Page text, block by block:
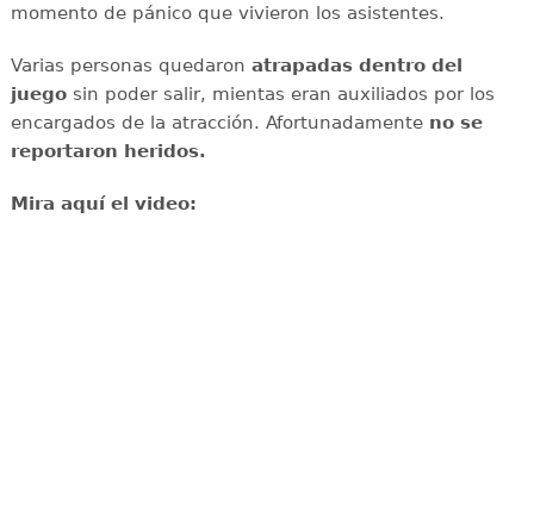
momento de pánico que vivieron los asistentes.
Varias personas quedaron atrapadas dentro del
juegosin poder salir, mientas eran auxiliados por los
encargados de la atracción. Afortunadamente no se
reportaron heridos.
Mira aquí el video: